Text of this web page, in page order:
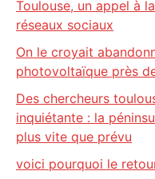
Toulouse, un appel à
réseaux sociaux
On le croyait
photovoltaïque près
Des chercheurs
inquiétante : la
plus vite que prévu
voici pourquoi le